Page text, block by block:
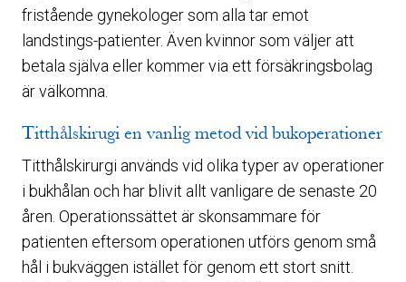
fristående gynekologer som alla tar emot
landstings-patienter. Även kvinnor som väljer att
betala själva eller kommer via ett försäkringsbolag
är välkomna.
Titthålskirugi en vanlig metod vid bukoperationer
Titthålskirurgi används vid olika typer av operationer
i bukhålan och har blivit allt vanligare de senaste 20
åren. Operationssättet är skonsammare för
patienten eftersom operationen utförs genom små
hål i bukväggen istället för genom ett stort snitt.